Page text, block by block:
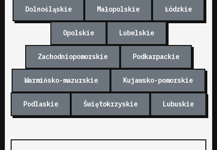
Dolnośląskie Małopolskie Łódzkie
Opolskie Lubelskie
Zachodniopomorskie Podkarpackie
Warmińsko-mazurskie Kujawsko-pomorskie
Podlaskie Świętokrzyskie Lubuskie